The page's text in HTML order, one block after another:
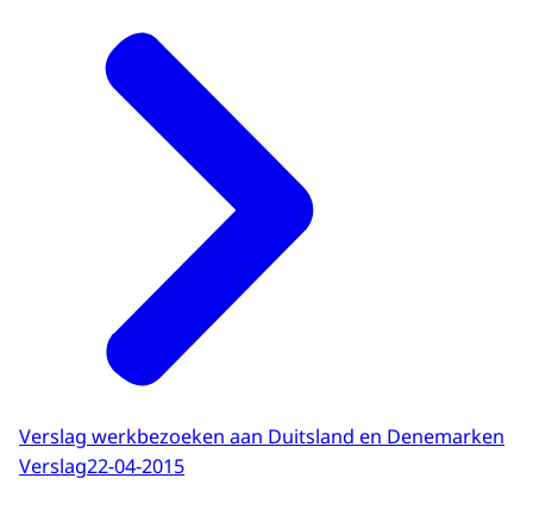
Verslag werkbezoeken aan Duitsland en Denemarken
Verslag22-04-2015